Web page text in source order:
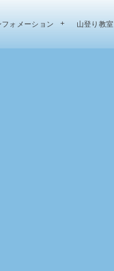
フォメーション 山登り教室